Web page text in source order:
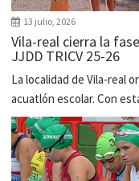
13 julio, 2026
Vila-real cierra la
JJDD TRICV 25-26
La localidad de Vila-real
acuatlón escolar. Con